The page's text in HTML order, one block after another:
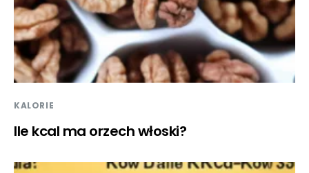
KALORIE
Ile kcal ma orzech włoski?